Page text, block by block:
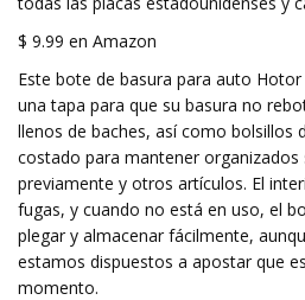
$ 9.99 en Amazon
Este bote de basura para auto
una tapa para que su basura no
llenos de baches, así como bolsillos
costado para mantener
previamente y otros artículos. El
fugas, y cuando no está en uso, el
plegar y almacenar fácilmente,
estamos dispuestos a apostar que
momento.